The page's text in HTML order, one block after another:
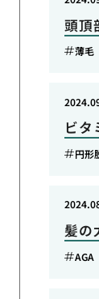
頭頂
薄毛
ビタ
円形
髪の
AGA